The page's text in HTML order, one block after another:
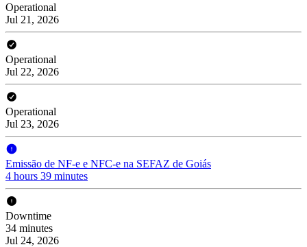
Operational
Jul 21, 2026
Operational
Jul 22, 2026
Operational
Jul 23, 2026
Emissão de NF-e e NFC-e na SEFAZ de Goiás
4 hours 39 minutes
Downtime
34 minutes
Jul 24, 2026